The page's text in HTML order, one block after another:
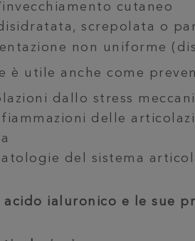
cutaneo
screpolata o
non uniforme
è utile anche come
dallo stress
delle
del sistema
acido ialuronico e le sue